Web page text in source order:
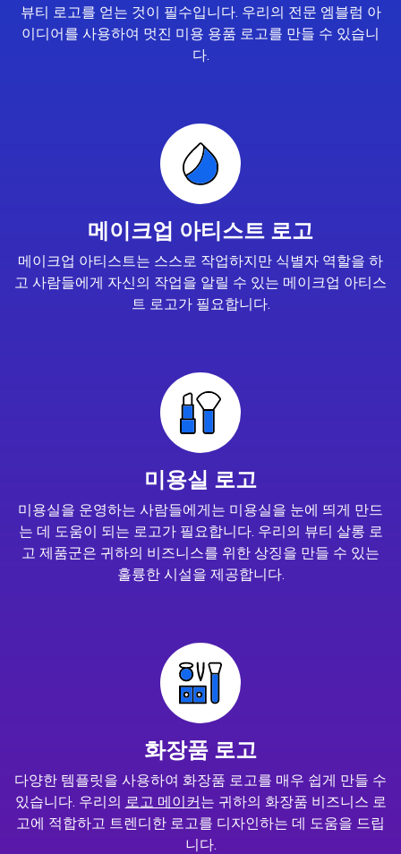
뷰티 로고를 얻는 것이 필수입니다. 우리의 전문 엠블럼 아
이디어를 사용하여 멋진 미용 용품 로고를 만들 수 있습니
다.
메이크업 아티스트 로고
메이크업 아티스트는 스스로 작업하지만 식별자 역할을 하
고 사람들에게 자신의 작업을 알릴 수 있는 메이크업 아티스
트 로고가 필요합니다.
미용실 로고
미용실을 운영하는 사람들에게는 미용실을 눈에 띄게 만드
는 데 도움이 되는 로고가 필요합니다. 우리의 뷰티 살롱 로
고 제품군은 귀하의 비즈니스를 위한 상징을 만들 수 있는
훌륭한 시설을 제공합니다.
화장품 로고
다양한 템플릿을 사용하여 화장품 로고를 매우 쉽게 만들 수
있습니다. 우리의 로고 메이커는 귀하의 화장품 비즈니스 로
고에 적합하고 트렌디한 로고를 디자인하는 데 도움을 드립
니다.